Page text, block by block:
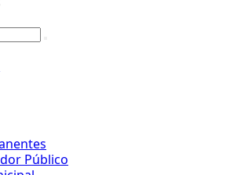
Público